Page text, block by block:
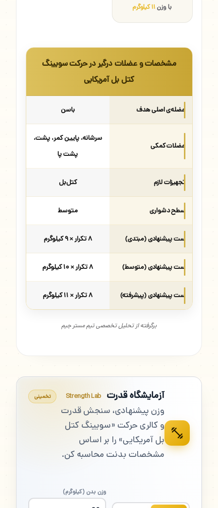
با وزن۱۱ کیلوگرم
مشخصات و عضلات درگیر در حرکت سویینگ
کتل بل آمریکایی
عضله‌ی اصلی هدف باسن
عضلات کمکی
سرشانه، پایین کمر، پشت،
پشت پا
تجهیزات لازم کتل‌بل
سطح دشواری متوسط
ست پیشنهادی (مبتدی) ۸ تکرار × ۹ کیلوگرم
ست پیشنهادی (متوسط) ۸ تکرار × ۱۰ کیلوگرم
ست پیشنهادی (پیشرفته) ۸ تکرار × ۱۱ کیلوگرم
برگرفته از تحلیل تخصصی تیم مستر جیم
آزمایشگاه قدرت Strength Lab
وزن پیشنهادی، سنجش قدرت
و کالری حرکت «سویینگ کتل
بل آمریکایی» را بر اساس
مشخصات بدنت محاسبه کن.
تخمینی
وزن بدن (کیلوگرم)